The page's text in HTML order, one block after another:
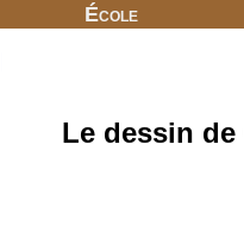
École
Le dessin